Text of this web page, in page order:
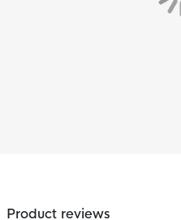
Product reviews